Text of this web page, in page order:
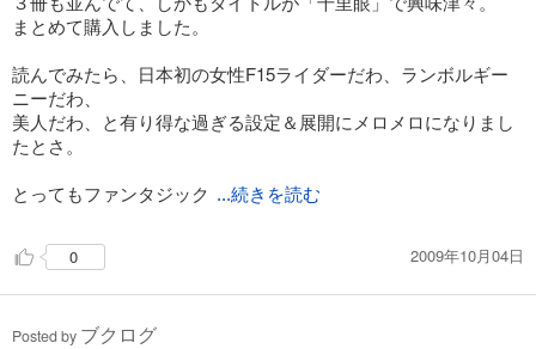
まとめて購入しました。
読んでみたら、日本初の女性F15ライダーだわ、ランボルギー
ニーだわ、
美人だわ、と有り得な過ぎる設定＆展開にメロメロになりまし
たとさ。
とってもファンタジック ...続きを読む
0 2009年10月04日
Posted by ブクログ